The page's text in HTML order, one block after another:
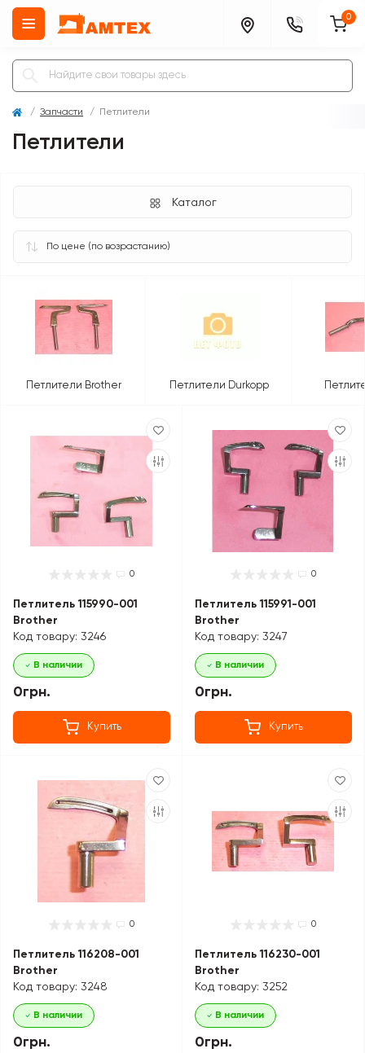
0
Запчасти Петлители
Петлители
Каталог
Петлители Brother Петлители Durkopp
0
Петлитель 115990-001
Brother
Код товару: 3246
В наличии
0грн.
Купить
0
Петлитель 115991-001
Brother
Код товару: 3247
В наличии
0грн.
Купить
0
Петлитель 116208-001
Brother
Код товару: 3248
В наличии
0грн.
0
Петлитель 116230-001
Brother
Код товару: 3252
В наличии
0грн.